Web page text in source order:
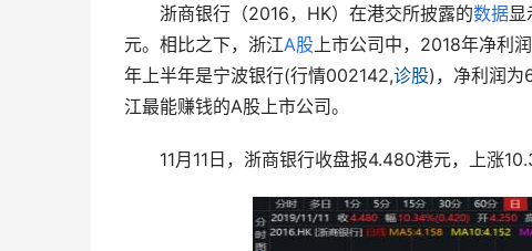
浙商银行（2016，HK）在港交所披露的数据
元。相比之下，浙江A股 上市公司中，2018年净利
年上半年是宁波银行(行情002142,诊股)，净利润为
江最能赚钱的A股上市公司。
11月11日，浙商银行收盘报4.480港元，上涨